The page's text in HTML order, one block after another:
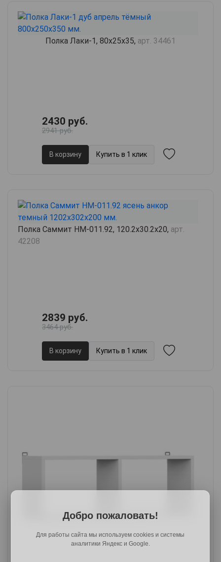
Полка Лаки-1, 80х25х35, арт. 34461
2430 руб.
2941 руб.
В корзину Купить в 1 клик
Полка Саммит НМ-011.92, 120.2х30.2х20, арт.
42208
2839 руб.
3464 руб.
В корзину Купить в 1 клик
Добро пожаловать!
Для работы сайта мы используем cookies и системы
аналитики Яндекс и Google.